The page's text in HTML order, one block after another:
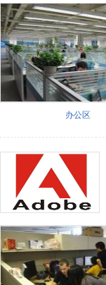
办公区